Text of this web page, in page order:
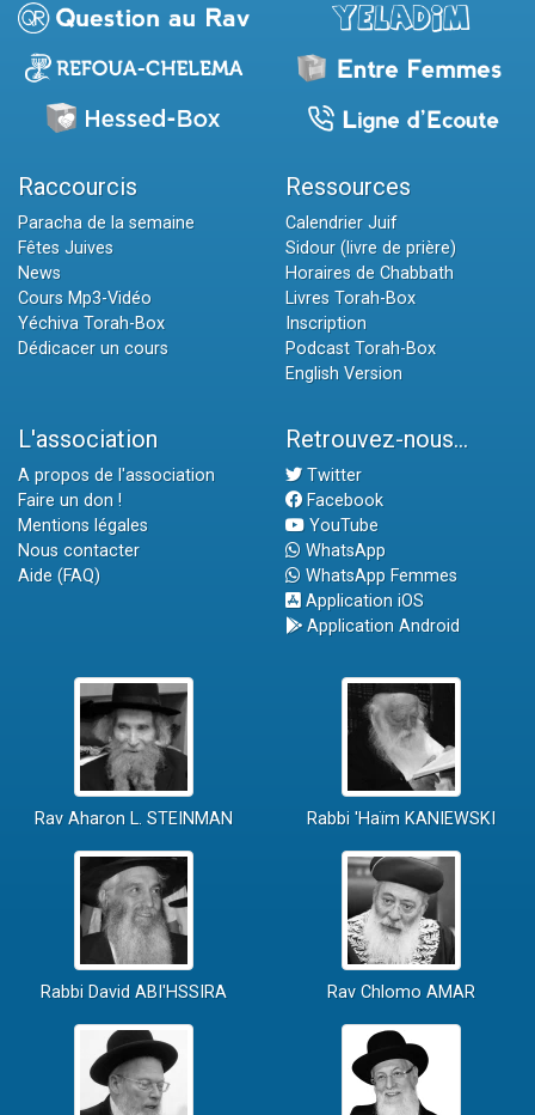
Raccourcis
Paracha de la semaine
Fêtes Juives
News
Cours Mp3-Vidéo
Yéchiva Torah-Box
Dédicacer un cours
Ressources
Calendrier Juif
Sidour (livre de prière)
Horaires de Chabbath
Livres Torah-Box
Inscription
Podcast Torah-Box
English Version
L'association
A propos de l'association
Faire un don !
Mentions légales
Nous contacter
Aide (FAQ)
Retrouvez-nous...
Twitter
Facebook
YouTube
WhatsApp
WhatsApp Femmes
Application iOS
Application Android
Rav Aharon L. STEINMAN Rabbi 'Haïm KANIEWSKI
Rabbi David ABI'HSSIRA Rav Chlomo AMAR